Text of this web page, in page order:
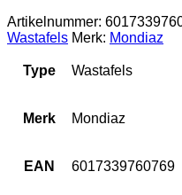
Artikelnummer:
Wastafels Merk: Mondiaz
Type Wastafels
Merk Mondiaz
EAN 6017339760769